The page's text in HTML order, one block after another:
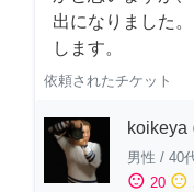
出になりました
します。
依頼されたチケット
koikeya
男性 / 40
sentiment_satisfied 20 sentiment_neutral